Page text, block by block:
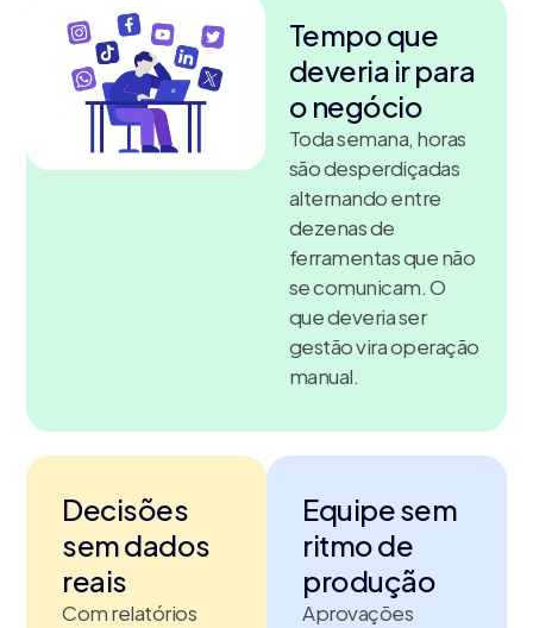
Tempo que
deveria ir para
o negócio
Toda semana, horas
são desperdiçadas
alternando entre
dezenas de
ferramentas que não
se comunicam. O
que deveria ser
gestão vira operação
manual.
Decisões
sem dados
reais
Com relatórios
Equipe sem
ritmo de
produção
Aprovações